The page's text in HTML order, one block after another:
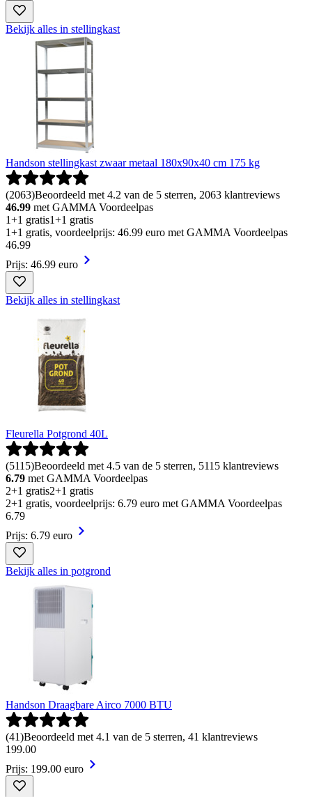
Bekijk alles in stellingkast
Handson stellingkast zwaar metaal 180x90x40 cm 175 kg
(2063)Beoordeeld met 4.2 van de 5 sterren, 2063 klantreviews
46.99 met GAMMA Voordeelpas
1+1 gratis1+1 gratis
1+1 gratis, voordeelprijs: 46.99 euro met GAMMA Voordeelpas
46.99
Prijs: 46.99 euro
Bekijk alles in stellingkast
Fleurella Potgrond 40L
(5115)Beoordeeld met 4.5 van de 5 sterren, 5115 klantreviews
6.79 met GAMMA Voordeelpas
2+1 gratis2+1 gratis
2+1 gratis, voordeelprijs: 6.79 euro met GAMMA Voordeelpas
6.79
Prijs: 6.79 euro
Bekijk alles in potgrond
Handson Draagbare Airco 7000 BTU
(41)Beoordeeld met 4.1 van de 5 sterren, 41 klantreviews
199.00
Prijs: 199.00 euro